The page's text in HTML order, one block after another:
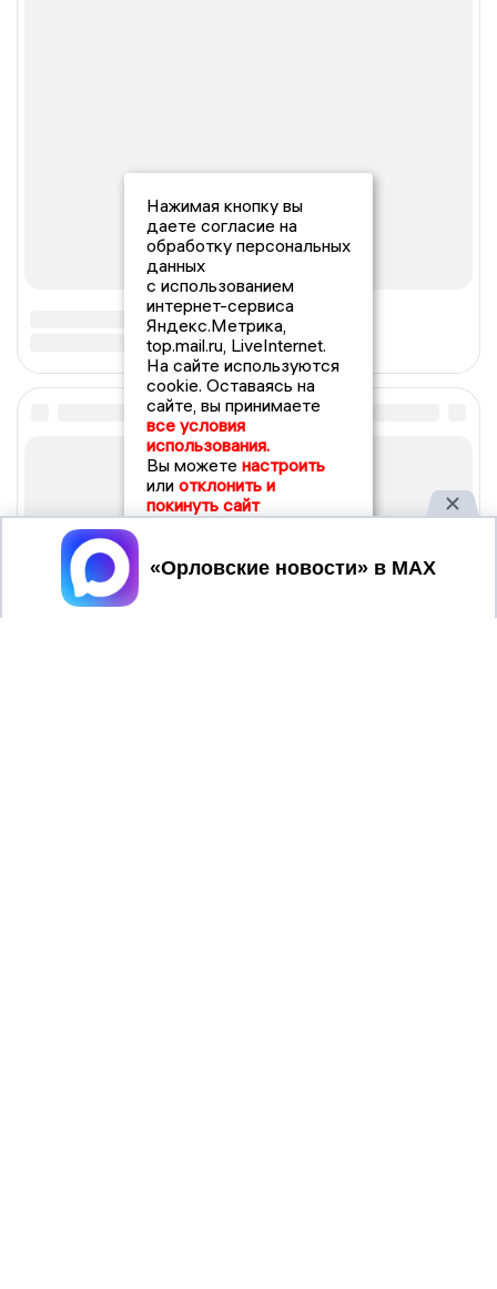
Нажимая кнопку вы
даете согласие на
обработку персональных
данных
с использованием
интернет-сервиса
Яндекс.Метрика,
top.mail.ru, LiveInternet.
На сайте используются
cookie. Оставаясь на
сайте, вы принимаете
все условия
использования.
Вы можете настроить
или отклонить и
покинуть сайт
Принять